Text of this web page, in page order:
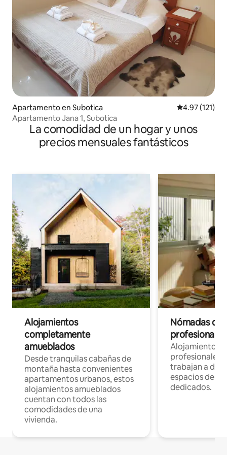
Apartamento en Subotica Calificación
4.97 (121)
Apartamento Jana 1, Subotica
La comodidad de un hogar y unos
precios mensuales fantásticos
Alojamientos
completamente
amueblados
Desde tranquilas cabañas de
montaña hasta convenientes
apartamentos urbanos, estos
alojamientos amueblados
cuentan con todos las
comodidades de una
vivienda.
Nómadas
Alojamientos
profesionales
trabajan a
espacios de
dedicados.